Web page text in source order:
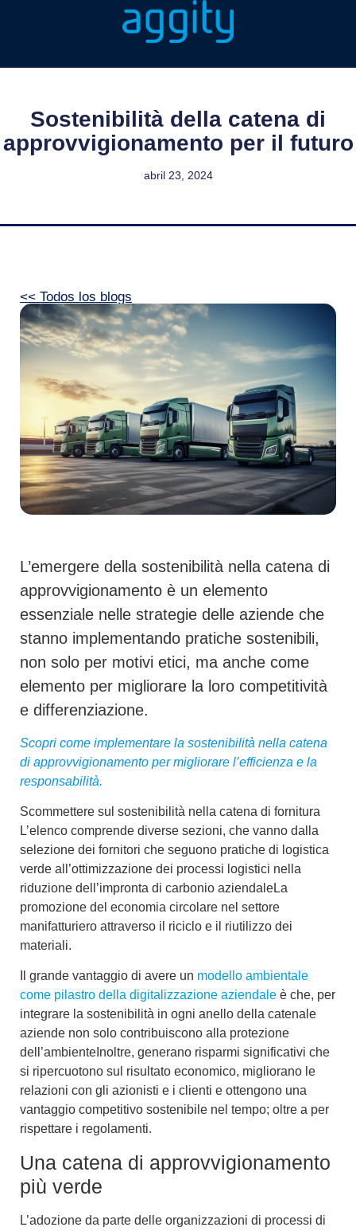
Sostenibilità della catena di
approvvigionamento per il futuro
abril 23, 2024
<< Todos los blogs
L’emergere della sostenibilità nella catena di
approvvigionamento è un elemento
essenziale nelle strategie delle aziende che
stanno implementando pratiche sostenibili,
non solo per motivi etici, ma anche come
elemento per migliorare la loro competitività
e differenziazione.
Scopri come implementare la sostenibilità nella catena
di approvvigionamento per migliorare l’efficienza e la
responsabilità.
Scommettere sul sostenibilità nella catena di fornitura
L’elenco comprende diverse sezioni, che vanno dalla
selezione dei fornitori che seguono pratiche di logistica
verde all’ottimizzazione dei processi logistici nella
riduzione dell’impronta di carbonio aziendaleLa
promozione del economia circolare nel settore
manifatturiero attraverso il riciclo e il riutilizzo dei
materiali.
Il grande vantaggio di avere un modello ambientale
come pilastro della digitalizzazione aziendale è che, per
integrare la sostenibilità in ogni anello della catena le
aziende non solo contribuiscono alla protezione
dell’ambiente Inoltre, generano risparmi significativi che
si ripercuotono sul risultato economico, migliorano le
relazioni con gli azionisti e i clienti e ottengono una
vantaggio competitivo sostenibile nel tempo; oltre a per
rispettare i regolamenti.
Una catena di approvvigionamento
più verde
L’adozione da parte delle organizzazioni di processi di